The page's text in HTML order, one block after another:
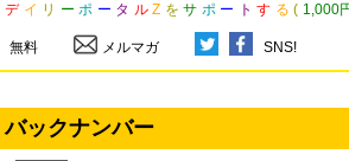
デ イ リ ー ポ ー タ ル Z を サ ポ ー ト す る ( 1,000
無料 メルマガ SNS!
バックナンバー